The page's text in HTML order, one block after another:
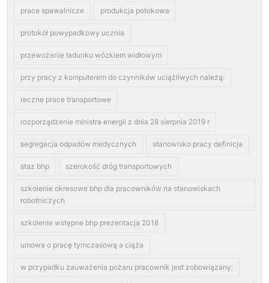
prace spawalnicze produkcja potokowa
protokół powypadkowy ucznia
przewożenie ładunku wózkiem widłowym
przy pracy z komputerem do czynników uciążliwych należą:
reczne prace transportowe
rozporządzenie ministra energii z dnia 28 sierpnia 2019 r
segregacja odpadów medycznych stanowisko pracy definicja
staz bhp szerokość dróg transportowych
szkolenie okresowe bhp dla pracowników na stanowiskach
robotniczych
szkolenie wstępne bhp prezentacja 2018
umowa o pracę tymczasową a ciąża
w przypadku zauważenia pożaru pracownik jest zobowiązany: